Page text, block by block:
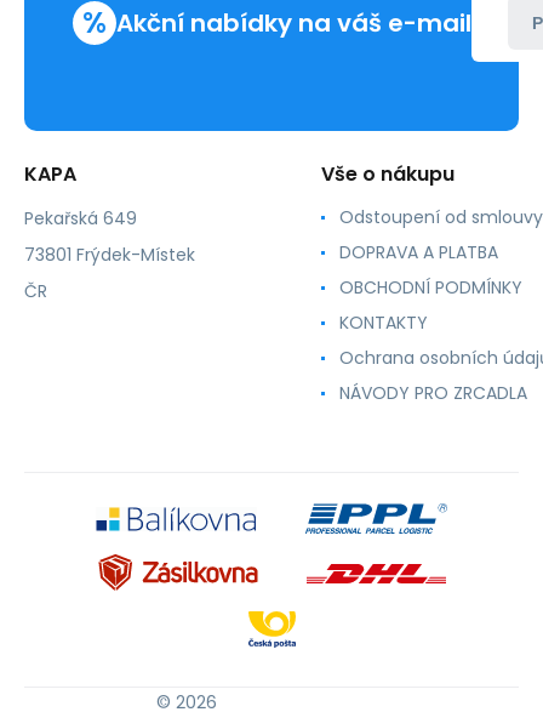
% Akční nabídky na váš e-mail
KAPA
Pekařská 649
73801 Frýdek-Místek
ČR
Vše o nákupu
Odstoupení od smlouvy
DOPRAVA A PLATBA
OBCHODNÍ PODMÍNKY
KONTAKTY
Ochrana osobních
NÁVODY PRO ZRCADLA
© 2026